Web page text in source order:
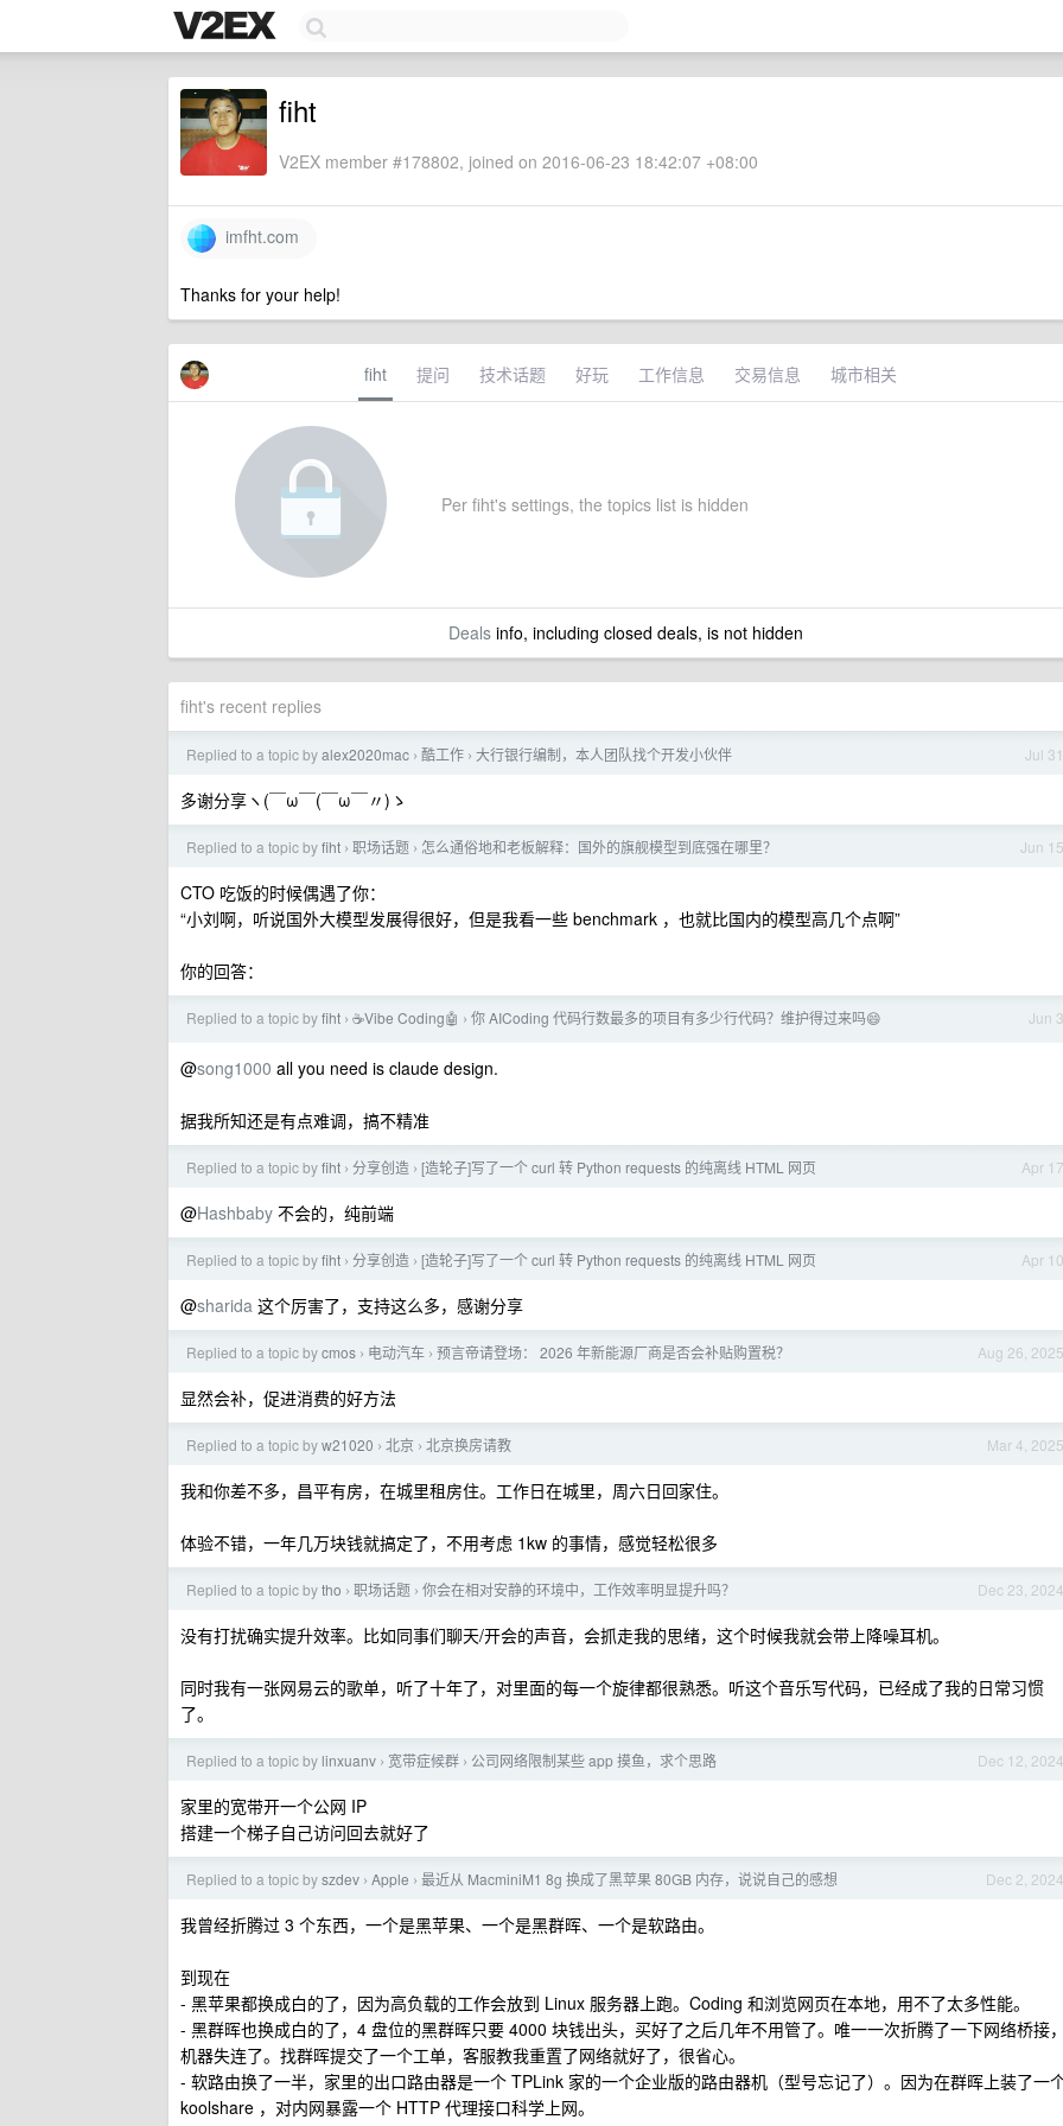
fiht
V2EX member #178802, joined on 2016-06-23 18:42:07 +08:00
imfht.com
Thanks for your help!
fiht 提问 技术话题 好玩 工作信息 交易信息 城市相关
Per fiht's settings, the topics list is hidden
Dealsinfo, including closed deals, is not hidden
fiht's recent replies
Jul 31
Replied to a topic byalex2020mac › 酷工作 › 大行银行编制，本人团队找个开发小伙伴
多谢分享ヽ(￣ω￣(￣ω￣〃)ゝ
Jun 15
Replied to a topic byfiht › 职场话题 › 怎么通俗地和老板解释：国外的旗舰模型到底强在哪里？
CTO 吃饭的时候偶遇了你：
“小刘啊，听说国外大模型发展得很好，但是我看一些 benchmark ，也就比国内的模型高几个点啊”
你的回答：
Jun 3
Replied to a topic byfiht › ☕Vibe Coding🤖 › 你 AICoding 代码行数最多的项目有多少行代码？维护得过来吗😄
@song1000 all you need is claude design.
据我所知还是有点难调，搞不精准
Apr 17
Replied to a topic byfiht › 分享创造 › [造轮子]写了一个 curl 转 Python requests 的纯离线 HTML 网页
@Hashbaby 不会的，纯前端
Apr 10
Replied to a topic byfiht › 分享创造 › [造轮子]写了一个 curl 转 Python requests 的纯离线 HTML 网页
@sharida 这个厉害了，支持这么多，感谢分享
Aug 26, 2025
Replied to a topic bycmos › 电动汽车 › 预言帝请登场： 2026 年新能源厂商是否会补贴购置税？
显然会补，促进消费的好方法
Mar 4, 2025
Replied to a topic byw21020 › 北京 › 北京换房请教
我和你差不多，昌平有房，在城里租房住。工作日在城里，周六日回家住。
体验不错，一年几万块钱就搞定了，不用考虑 1kw 的事情，感觉轻松很多
Dec 23, 2024
Replied to a topic bytho › 职场话题 › 你会在相对安静的环境中，工作效率明显提升吗？
没有打扰确实提升效率。比如同事们聊天/开会的声音，会抓走我的思绪，这个时候我就会带上降噪耳机。
同时我有一张网易云的歌单，听了十年了，对里面的每一个旋律都很熟悉。听这个音乐写代码，已经成了我的日常习惯
了。
Dec 12, 2024
Replied to a topic by linxuanv › 宽带症候群 › 公司网络限制某些 app 摸鱼，求个思路
家里的宽带开一个公网 IP
搭建一个梯子自己访问回去就好了
Dec 2, 2024
Replied to a topic byszdev › Apple › 最近从 MacminiM1 8g 换成了黑苹果 80GB 内存，说说自己的感想
我曾经折腾过 3 个东西，一个是黑苹果、一个是黑群晖、一个是软路由。
到现在
- 黑苹果都换成白的了，因为高负载的工作会放到 Linux 服务器上跑。Coding 和浏览网页在本地，用不了太多性能。
- 黑群晖也换成白的了，4 盘位的黑群晖只要 4000 块钱出头，买好了之后几年不用管了。唯一一次折腾了一下网络桥接，
机器失连了。找群晖提交了一个工单，客服教我重置了网络就好了，很省心。
- 软路由换了一半，家里的出口路由器是一个 TPLink 家的一个企业版的路由器机（型号忘记了）。因为在群晖上装了一
koolshare ，对内网暴露一个 HTTP 代理接口科学上网。